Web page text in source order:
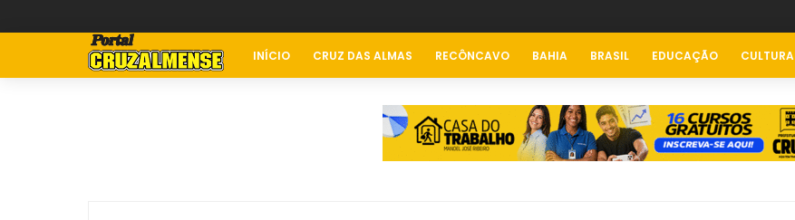
INÍCIO CRUZ DAS ALMAS RECÔNCAVO BAHIA BRASIL EDUCAÇÃO CULTURA